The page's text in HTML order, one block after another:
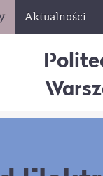
Aktualności